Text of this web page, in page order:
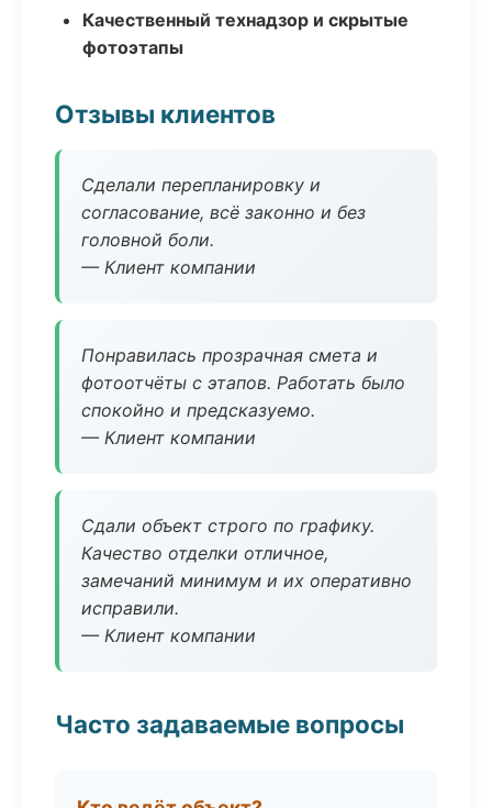
Качественный технадзор и скрытые
фотоэтапы
Отзывы клиентов
Сделали перепланировку и
согласование, всё законно и без
головной боли.
— Клиент компании
Понравилась прозрачная смета и
фотоотчёты с этапов. Работать было
спокойно и предсказуемо.
— Клиент компании
Сдали объект строго по графику.
Качество отделки отличное,
замечаний минимум и их оперативно
исправили.
— Клиент компании
Часто задаваемые вопросы